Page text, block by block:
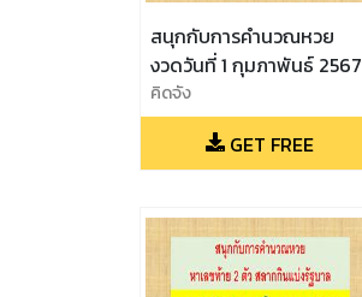
สนุกกับการคำนวณหวย
งวดวันที่ 1 กุมภาพันธ์ 2567
คิดจัง
GET FREE